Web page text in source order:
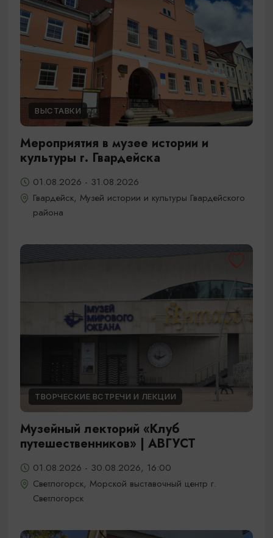
ВЫСТАВКИ
Мероприятия в музее истории и
культуры г. Гвардейска
01.08.2026 - 31.08.2026
Гвардейск, Музей истории и культуры Гвардейского
района
ТВОРЧЕСКИЕ ВСТРЕЧИ И ЛЕКЦИИ
Музейный лекторий «Клуб
путешественников» | АВГУСТ
01.08.2026 - 30.08.2026, 16:00
Светлогорск, Морской выставочный центр г.
Светлогорск